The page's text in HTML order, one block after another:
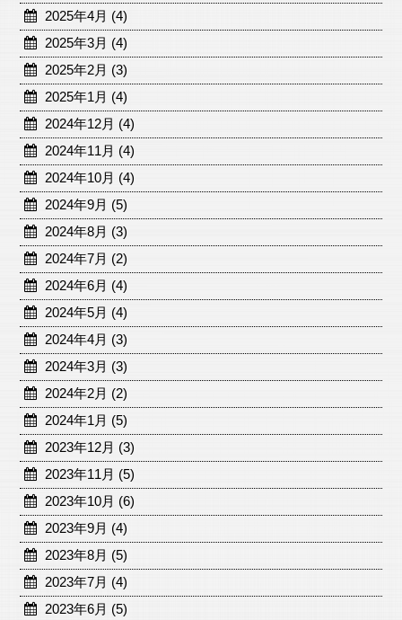
2025年4月 (4)
2025年3月 (4)
2025年2月 (3)
2025年1月 (4)
2024年12月 (4)
2024年11月 (4)
2024年10月 (4)
2024年9月 (5)
2024年8月 (3)
2024年7月 (2)
2024年6月 (4)
2024年5月 (4)
2024年4月 (3)
2024年3月 (3)
2024年2月 (2)
2024年1月 (5)
2023年12月 (3)
2023年11月 (5)
2023年10月 (6)
2023年9月 (4)
2023年8月 (5)
2023年7月 (4)
2023年6月 (5)